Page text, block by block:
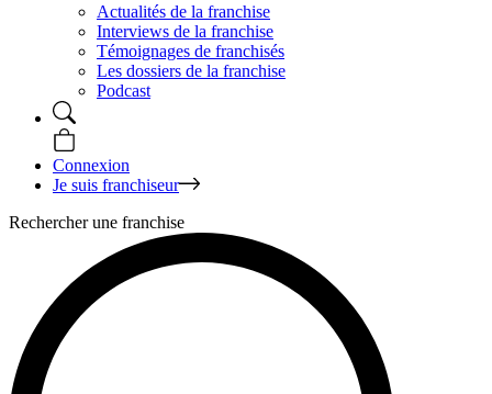
Actualités de la franchise
Interviews de la franchise
Témoignages de franchisés
Les dossiers de la franchise
Podcast
Connexion
Je suis franchiseur
Rechercher une franchise